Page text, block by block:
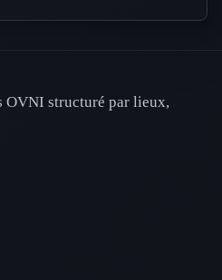
OVNI structuré par lieux,